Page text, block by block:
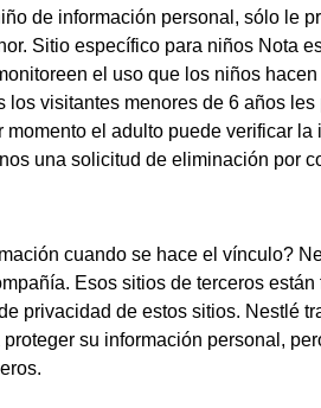
de información personal, sólo le
Sitio específico para niños Nota
el uso que los niños
visitantes menores de 6 años
el adulto puede verificar
una solicitud de eliminación por
cuando se hace el vínculo?
Esos sitios de terceros
privacidad de estos sitios. Nestlé
su información personal,